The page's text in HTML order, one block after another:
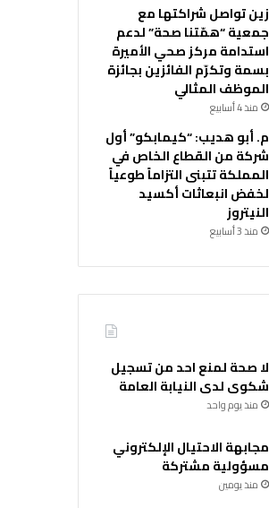
زين تواصل شراكتها مع
جمعية “همّتنا صحة” لدعم
استدامة مركز صحي الأميرة
بسمة وتكرّم الفائزين بجائزة
الموظف المثالي
منذ 4 أسابيع
م. أبو هديب: “كيمابكو” أول
شركة من القطاع الخاص في
المملكة تتبنى التزاماً طوعياً
لخفض انبعاثات أكسيد
النيتروز
منذ 3 أسابيع
لا صحة لمنع احد من تسجيل
شكوى لدى النيابة العامة
منذ يوم واحد
مجابهة الاحتيال الإلكتروني
مسؤولية مشتركة
منذ يومين